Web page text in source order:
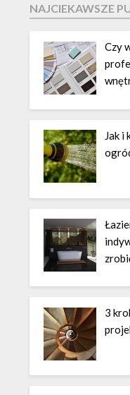
NAJCIEKAWSZE
Czy
Jak i
3